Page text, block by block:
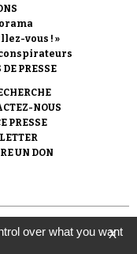
vous ! »
DE PRESSE
NOUS
PRESSE
UN DON
de
loi de 1901) avec
la Shoah.
X
over what you want